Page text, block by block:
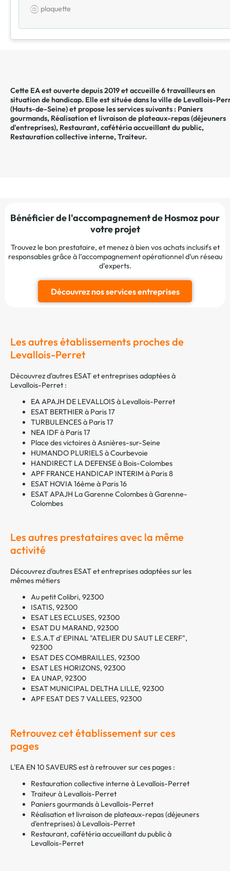
plaquette
Cette EA est ouverte depuis 2019 et accueille 6 travailleurs en
situation de handicap. Elle est située dans la ville de Levallois-
(Hauts-de-Seine) et propose les services suivants : Paniers
gourmands, Réalisation et livraison de plateaux-repas (déjeuners
d'entreprises), Restaurant, cafétéria accueillant du public,
Restauration collective interne,Traiteur.
Bénéficier de l'accompagnement de Hosmoz pour
votre projet
Trouvez le bon prestataire, et menez à bien vos achats inclusifs et
responsables grâce à l’accompagnement opérationnel d’un réseau
d’experts.
Découvrez nos services entreprises
Les autres établissements proches de
Levallois-Perret
Découvrez d'autres ESAT et entreprises adaptées à
Levallois-Perret :
EA APAJH DE LEVALLOIS à Levallois-Perret
ESAT BERTHIER à Paris 17
TURBULENCES à Paris 17
NEA IDF à Paris 17
Place des victoires à Asnières-sur-Seine
HUMANDO PLURIELS à Courbevoie
HANDIRECT LA DEFENSE à Bois-Colombes
APF FRANCE HANDICAP INTERIM à Paris 8
ESAT HOVIA 16ème à Paris 16
ESAT APAJH La Garenne Colombes à Garenne-
Colombes
Les autres prestataires avec la même
activité
Découvrez d'autres ESAT et entreprises adaptées sur les
mêmes métiers
Au petit Colibri, 92300
ISATIS, 92300
ESAT LES ECLUSES, 92300
ESAT DU MARAND, 92300
E.S.A.T d' EPINAL "ATELIER DU SAUT LE CERF",
92300
ESAT DES COMBRAILLES, 92300
ESAT LES HORIZONS, 92300
EA UNAP, 92300
ESAT MUNICIPAL DELTHA LILLE, 92300
APF ESAT DES 7 VALLEES, 92300
Retrouvez cet établissement sur ces
pages
L'EA EN 10 SAVEURS est à retrouver sur ces pages :
Restauration collective interne à Levallois-Perret
Traiteur à Levallois-Perret
Paniers gourmands à Levallois-Perret
Réalisation et livraison de plateaux-repas (déjeuners
d'entreprises) à Levallois-Perret
Restaurant, cafétéria accueillant du public à
Levallois-Perret